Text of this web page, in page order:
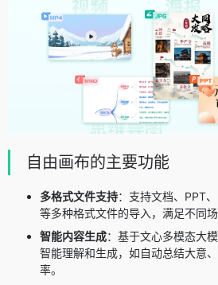
自由画布的主要功能
多格式文件支持：支持文档、PPT
等多种格式文件的导入，满足不同场
智能内容生成：基于文心多模态大
智能理解和生成，如自动总结大意
率。